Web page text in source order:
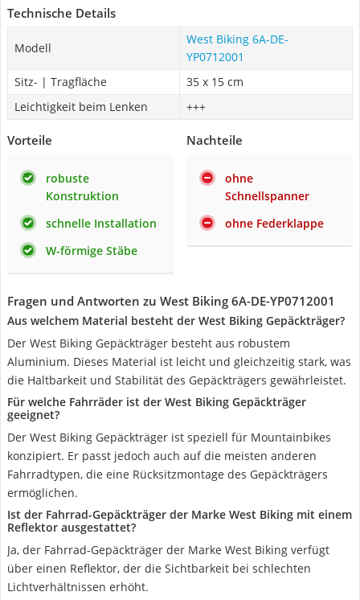
Technische Details
Modell
West Biking ‎6A-DE-
YP0712001
Sitz- | Tragfläche
35 x 15 cm
Leichtigkeit beim Lenken
+++
Vorteile
robuste
Konstruktion
schnelle Installation
W-förmige Stäbe
Nachteile
ohne
Schnellspanner
ohne Federklappe
Fragen und Antworten zu West Biking ‎6A-DE-YP0712001
Aus welchem Material besteht der West Biking Gepäckträger?
Der West Biking Gepäckträger besteht aus robustem
Aluminium. Dieses Material ist leicht und gleichzeitig stark, was
die Haltbarkeit und Stabilität des Gepäckträgers gewährleistet.
Für welche Fahrräder ist der West Biking Gepäckträger
geeignet?
Der West Biking Gepäckträger ist speziell für Mountainbikes
konzipiert. Er passt jedoch auch auf die meisten anderen
Fahrradtypen, die eine Rücksitzmontage des Gepäckträgers
ermöglichen.
Ist der Fahrrad-Gepäckträger der Marke West Biking mit einem
Reflektor ausgestattet?
Ja, der Fahrrad-Gepäckträger der Marke West Biking verfügt
über einen Reflektor, der die Sichtbarkeit bei schlechten
Lichtverhältnissen erhöht.